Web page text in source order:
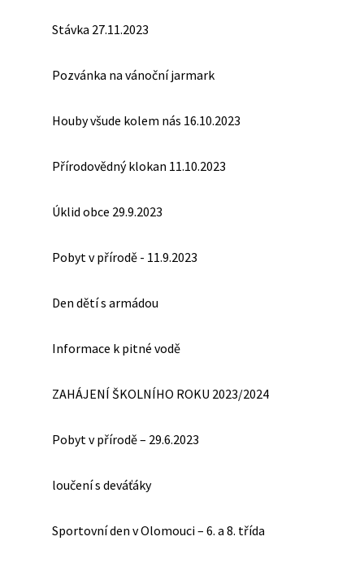
Stávka 27.11.2023
Pozvánka na vánoční jarmark
Houby všude kolem nás 16.10.2023
Přírodovědný klokan 11.10.2023
Úklid obce 29.9.2023
Pobyt v přírodě - 11.9.2023
Den dětí s armádou
Informace k pitné vodě
ZAHÁJENÍ ŠKOLNÍHO ROKU 2023/2024
Pobyt v přírodě – 29.6.2023
loučení s deváťáky
Sportovní den v Olomouci – 6. a 8. třída